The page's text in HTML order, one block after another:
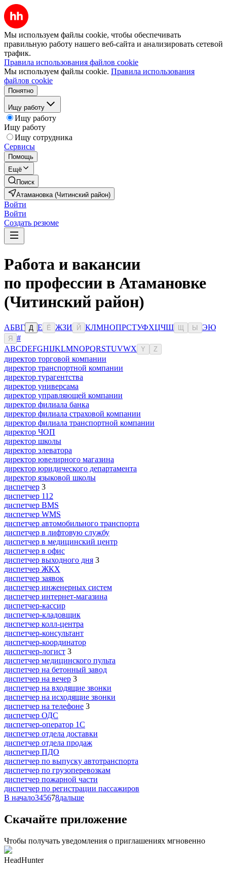
Мы используем файлы cookie, чтобы обеспечивать
правильную работу нашего веб-сайта и анализировать сетевой
трафик.
Правила использования файлов cookie
Мы используем файлы cookie. Правила использования
файлов cookie
Понятно
Ищу работу
Ищу работу
Ищу работу
Ищу сотрудника
Сервисы
Помощь
Ещё
Поиск
Атамановка (Читинский район)
Войти
Войти
Создать резюме
Работа и вакансии
по профессии в Атамановке
(Читинский район)
АБВГ Д Е Ё ЖЗИ Й КЛМНОПРСТУФХЦЧШ Ы ЭЮ
Я
#
ABCDEFGHIJKLMNOPQRSTUVWX Y Z
директор торговой компании
директор транспортной компании
директор турагентства
директор универсама
директор управляющей компании
директор филиала банка
директор филиала страховой компании
директор филиала транспортной компании
директор ЧОП
директор школы
директор элеватора
директор ювелирного магазина
директор юридического департамента
директор языковой школы
диспетчер 3
диспетчер 112
диспетчер BMS
диспетчер WMS
диспетчер автомобильного транспорта
диспетчер в лифтовую службу
диспетчер в медицинский центр
диспетчер в офис
диспетчер выходного дня 3
диспетчер ЖКХ
диспетчер заявок
диспетчер инженерных систем
диспетчер интернет-магазина
диспетчер-кассир
диспетчер-кладовщик
диспетчер колл-центра
диспетчер-консультант
диспетчер-координатор
диспетчер-логист 3
диспетчер медицинского пульта
диспетчер на бетонный завод
диспетчер на вечер 3
диспетчер на входящие звонки
диспетчер на исходящие звонки
диспетчер на телефоне 3
диспетчер ОДС
диспетчер-оператор 1С
диспетчер отдела доставки
диспетчер отдела продаж
диспетчер ПДО
диспетчер по выпуску автотранспорта
диспетчер по грузоперевозкам
диспетчер пожарной части
диспетчер по регистрации пассажиров
В начало345678дальше
Скачайте приложение
Чтобы получать уведомления о приглашениях мгновенно
HeadHunter